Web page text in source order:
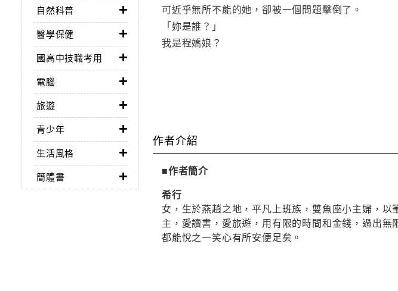
自然科普
醫學保健
國高中技職考用
電腦
旅遊
青少年
生活風格
簡體書
可近乎無所不能的她，卻被一個問題擊倒了。
「妳是誰？」
我是程嬌娘？
作者介紹
■作者簡介
希行
女，生於燕趙之地，平凡上班族，雙魚座小主婦，
主，愛讀書，愛旅遊，用有限的時間和金錢，過出
都能悅之一笑心有所安便足矣。